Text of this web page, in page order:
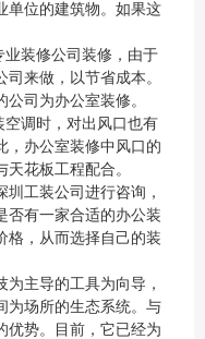
单位的建筑物。如果这
装修公司装修，由于
来做，以节省成本。
司为办公室装修。
调时，对出风口也有
，办公室装修中风口的
花板工程配合。
工装公司进行咨询，
否有一家合适的办公装
格，从而选择自己的装
主导的工具为向导，
为场所的生态系统。与
优势。目前，它已经为